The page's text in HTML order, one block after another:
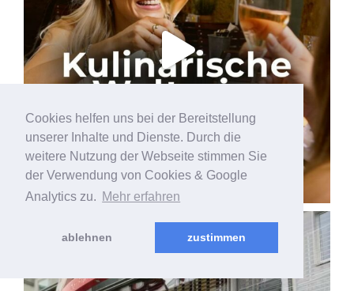
Cookies helfen uns bei der Bereitstellung
unserer Inhalte und Dienste. Durch die
weitere Nutzung der Webseite stimmen Sie
der Verwendung von Cookies & Google
Analytics zu. Mehr erfahren
ablehnen zustimmen